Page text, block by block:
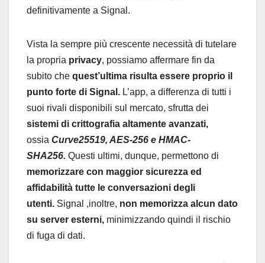
definitivamente a Signal.
Vista la sempre più crescente necessità di tutelare
la propria privacy, possiamo affermare fin da
subito che quest’ultima risulta essere proprio il
punto forte di Signal. L’app, a differenza di tutti i
suoi rivali disponibili sul mercato, sfrutta dei
sistemi di crittografia altamente avanzati,
ossia Curve25519, AES-256 e HMAC-
SHA256. Questi ultimi, dunque, permettono di
memorizzare con maggior sicurezza ed
affidabilità tutte le conversazioni degli
utenti. Signal ,inoltre, non memorizza alcun dato
su server esterni, minimizzando quindi il rischio
di fuga di dati.